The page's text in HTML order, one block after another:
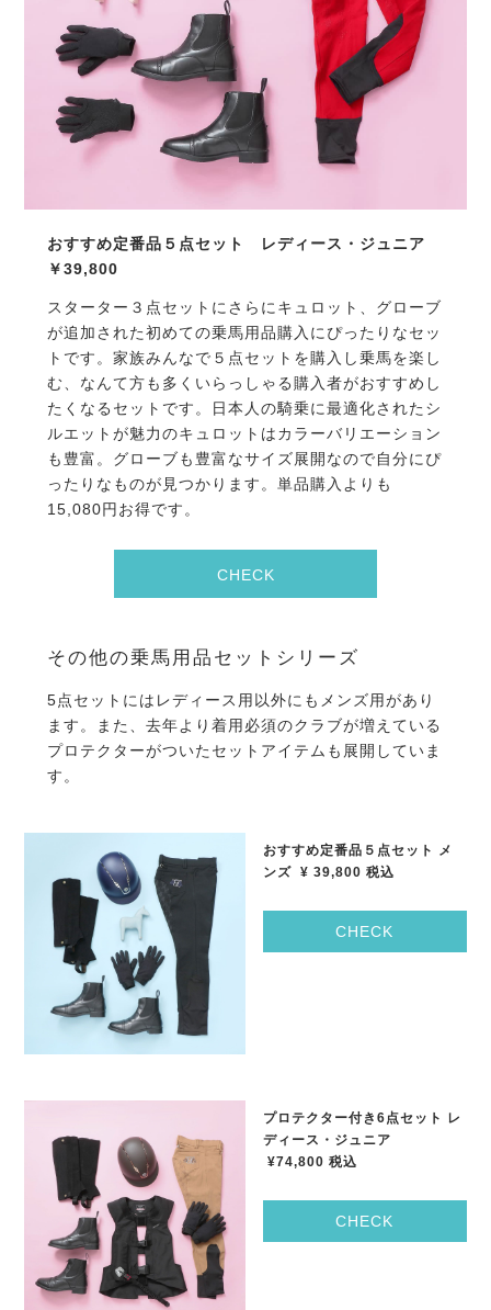
おすすめ定番品５点セット レディース・ジュニア
￥39,800
スターター３点セットにさらにキュロット、グローブ
が追加された初めての乗馬用品購入にぴったりなセッ
トです。家族みんなで５点セットを購入し乗馬を楽し
む、なんて方も多くいらっしゃる購入者がおすすめし
たくなるセットです。日本人の騎乗に最適化されたシ
ルエットが魅力のキュロットはカラーバリエーション
も豊富。グローブも豊富なサイズ展開なので自分にぴ
ったりなものが見つかります。単品購入よりも
15,080円お得です。
CHECK
その他の乗馬用品セットシリーズ
5点セットにはレディース用以外にもメンズ用があり
ます。また、去年より着用必須のクラブが増えている
プロテクターがついたセットアイテムも展開していま
す。
おすすめ定番品５点セット メ
ンズ¥ 39,800税込
CHECK
プロテクター付き6点セット レ
ディース・ジュニア
¥74,800税込
CHECK